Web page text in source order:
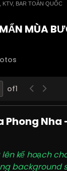
KTV, BAR TOÀN QUỐC
MÙA
of1
Nha -
kế hoạch
background